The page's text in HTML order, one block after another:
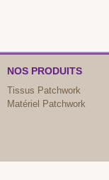
NOS PRODUITS
Tissus Patchwork
Matériel Patchwork